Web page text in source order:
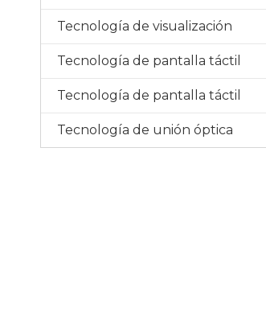
Tecnología de visualización
Tecnología de pantalla táctil
Tecnología de pantalla táctil
Tecnología de unión óptica